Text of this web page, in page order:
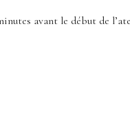
avant le début de